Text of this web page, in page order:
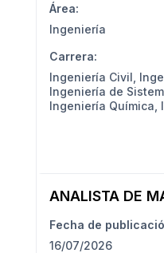
Área:
Ingeniería
Carrera:
Ingeniería Civil
Ingeniería de
Ingeniería Química
ANALISTA DE
Fecha de
16/07/2026